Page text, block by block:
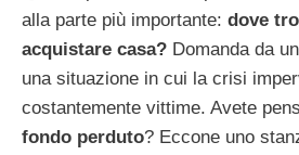
alla parte più importante: dove
acquistare casa? Domanda da
una situazione in cui la crisi
costantemente vittime. Avete
fondo perduto? Eccone uno